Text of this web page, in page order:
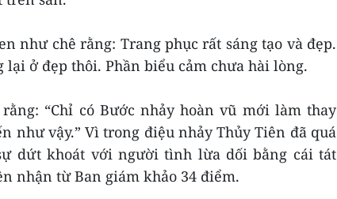
như chê rằng: Trang phục rất sáng tạo và đẹp.
ở đẹp thôi. Phần biểu cảm chưa hài lòng.
“Chỉ có Bước nhảy hoàn vũ mới làm thay
như vậy.” Vì trong điệu nhảy Thủy Tiên đã quá
dứt khoát với người tình lừa dối bằng cái tát
nhận từ Ban giám khảo 34 điểm.